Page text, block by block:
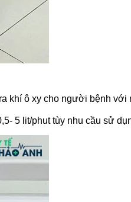
khí ô xy cho người bệnh với
5 lit/phut tùy nhu cầu sử